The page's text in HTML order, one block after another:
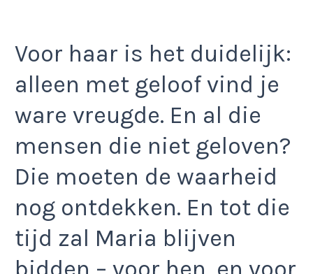
Voor haar is het duidelijk:
alleen met geloof vind je
ware vreugde. En al die
mensen die niet geloven?
Die moeten de waarheid
nog ontdekken. En tot die
tijd zal Maria blijven